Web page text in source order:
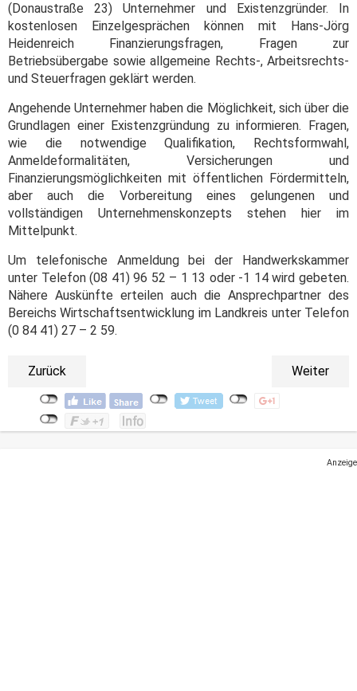
(Donaustraße 23) Unternehmer und Existenzgründer. In
kostenlosen Einzelgesprächen können mit Hans-Jörg
Heidenreich Finanzierungsfragen, Fragen zur
Betriebsübergabe sowie allgemeine Rechts-, Arbeitsrechts-
und Steuerfragen geklärt werden.
Angehende Unternehmer haben die Möglichkeit, sich über die
Grundlagen einer Existenzgründung zu informieren. Fragen,
wie die notwendige Qualifikation, Rechtsformwahl,
Anmeldeformalitäten, Versicherungen und
Finanzierungsmöglichkeiten mit öffentlichen Fördermitteln,
aber auch die Vorbereitung eines gelungenen und
vollständigen Unternehmenskonzepts stehen hier im
Mittelpunkt.
Um telefonische Anmeldung bei der Handwerkskammer
unter Telefon (08 41) 96 52 – 1 13 oder -1 14 wird gebeten.
Nähere Auskünfte erteilen auch die Ansprechpartner des
Bereichs Wirtschaftsentwicklung im Landkreis unter Telefon
(0 84 41) 27 – 2 59.
Zurück Weiter
Anzeige